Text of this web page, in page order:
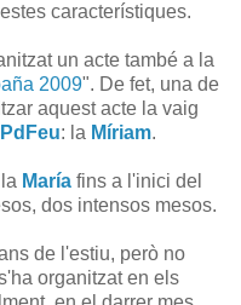
característiques.
un acte també a la
2009". De fet, una de
aquest acte la vaig
PdFeu: la Míriam.
María fins a l'inici del
dos intensos mesos.
de l'estiu, però no
organitzat en els